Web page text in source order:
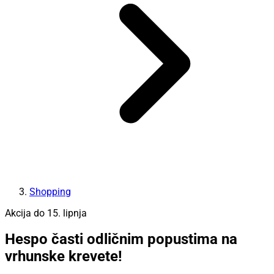
Shopping
Akcija do 15. lipnja
Hespo časti odličnim popustima na
vrhunske krevete!